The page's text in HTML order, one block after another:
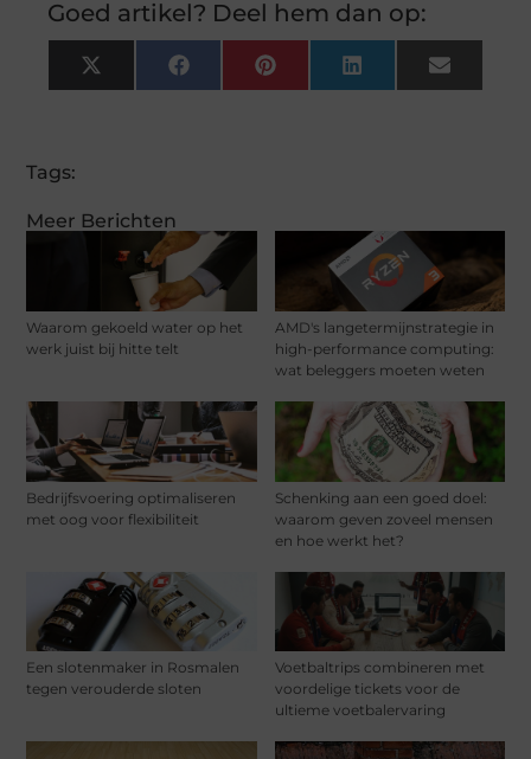
Meer Berichten
Waarom gekoeld water op het
werk juist bij hitte telt
AMD's langetermijnstrategie in
high-performance computing:
wat beleggers moeten weten
Bedrijfsvoering optimaliseren
met oog voor flexibiliteit
Schenking aan een goed doel:
waarom geven zoveel mensen
en hoe werkt het?
Een slotenmaker in Rosmalen
tegen verouderde sloten
Voetbaltrips combineren met
voordelige tickets voor de
ultieme voetbalervaring
Goed artikel? Deel hem dan op:
X
(Twitter)
FacebookPinterestLinkedInEmail
Tags: